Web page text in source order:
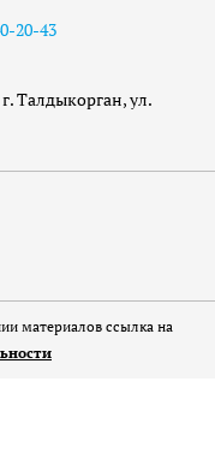
20-43
Талдыкорган, ул.
материалов ссылка на